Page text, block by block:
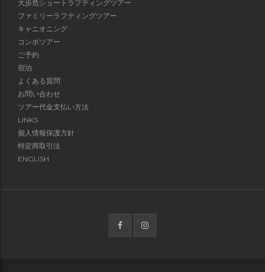
大歩危ショートラフティングツアー
ファミリーラフティングツアー
キャニオニング
コンボツアー
ご予約
宿泊
よくある質問
お問い合わせ
ツアー代金支払い方法
LINKS
個人情報保護方針
特定商取引法
ENGLISH